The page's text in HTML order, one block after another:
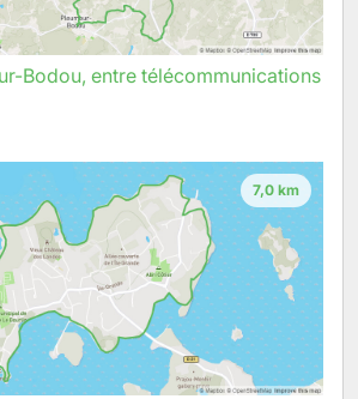
Bodou, entre télécommunications
7,0 km